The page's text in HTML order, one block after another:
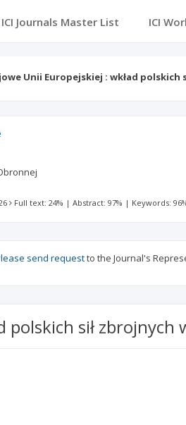
ICI Journals Master List ICI
Unii Europejskiej : wkład polskich
Full text: 24% |Abstract: 97% | Keywords:
send requestto the Journal's
sił zbrojnych